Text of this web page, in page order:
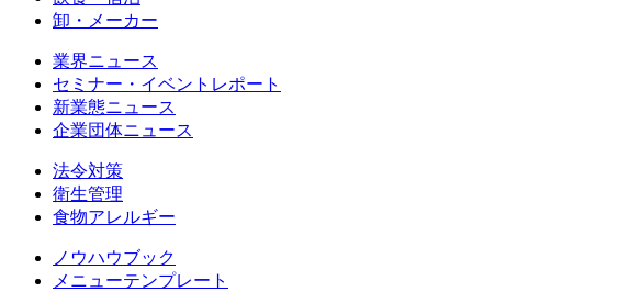
卸・メーカー
業界ニュース
セミナー・イベントレポート
新業態ニュース
企業団体ニュース
法令対策
衛生管理
食物アレルギー
ノウハウブック
メニューテンプレート